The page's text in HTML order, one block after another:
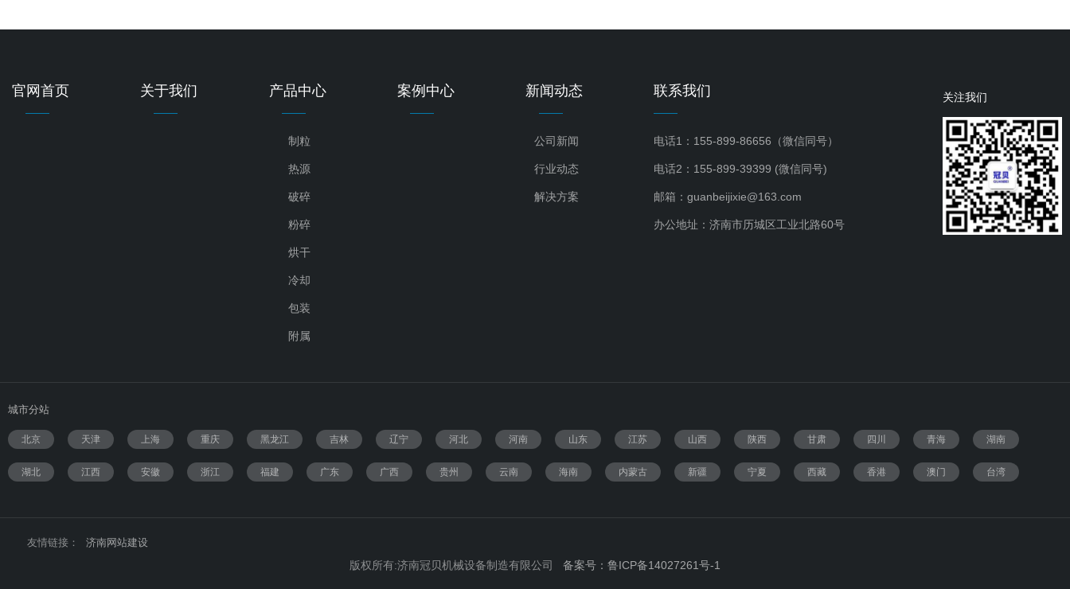
关注我们
官网首页 关于我们 产品中心
制粒
热源
破碎
粉碎
烘干
冷却
包装
附属
案例中心 新闻动态
公司新闻
行业动态
解决方案
联系我们
电话1：155-899-86656（微信同号）
电话2：155-899-39399 (微信同号)
邮箱：guanbeijixie@163.com
办公地址：济南市历城区工业北路60号
城市分站
北京 天津 上海 重庆 黑龙江 吉林 辽宁 河北 河南 山东 江苏 山西 陕西 甘肃 四川 青海 湖南
湖北 江西 安徽 浙江 福建 广东 广西 贵州 云南 海南 内蒙古 新疆 宁夏 西藏 香港 澳门 台湾
友情链接： 济南网站建设
版权所有:济南冠贝机械设备制造有限公司 备案号：鲁ICP备14027261号-1